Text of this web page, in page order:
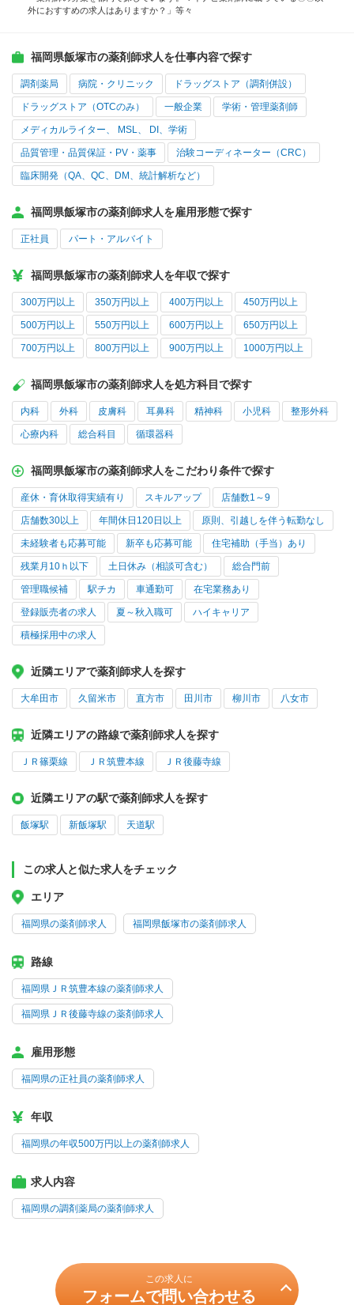
外におすすめの求人はありますか？」等々
福岡県飯塚市の薬剤師求人を仕事内容で探す
調剤薬局 病院・クリニック ドラッグストア（調剤併設）
ドラッグストア（OTCのみ） 一般企業 学術・管理薬剤師
メディカルライター、 MSL、 DI、学術
品質管理・品質保証・PV・薬事 治験コーディネーター（CRC）
臨床開発（QA、QC、DM、統計解析など）
福岡県飯塚市の薬剤師求人を雇用形態で探す
正社員 パート・アルバイト
福岡県飯塚市の薬剤師求人を年収で探す
300万円以上 350万円以上 400万円以上 450万円以上
500万円以上 550万円以上 600万円以上 650万円以上
700万円以上 800万円以上 900万円以上 1000万円以上
福岡県飯塚市の薬剤師求人を処方科目で探す
内科 外科 皮膚科 耳鼻科 精神科 小児科 整形外科
心療内科 総合科目 循環器科
福岡県飯塚市の薬剤師求人をこだわり条件で探す
産休・育休取得実績有り スキルアップ 店舗数1～9
店舗数30以上 年間休日120日以上 原則、引越しを伴う転勤なし
未経験者も応募可能 新卒も応募可能 住宅補助（手当）あり
残業月10ｈ以下 土日休み（相談可含む） 総合門前
管理職候補 駅チカ 車通勤可 在宅業務あり
登録販売者の求人 夏～秋入職可 ハイキャリア
積極採用中の求人
近隣エリアで薬剤師求人を探す
大牟田市 久留米市 直方市 田川市 柳川市 八女市
近隣エリアの路線で薬剤師求人を探す
ＪＲ篠栗線 ＪＲ筑豊本線 ＪＲ後藤寺線
近隣エリアの駅で薬剤師求人を探す
飯塚駅 新飯塚駅 天道駅
この求人と似た求人をチェック
エリア
福岡県の薬剤師求人 福岡県飯塚市の薬剤師求人
路線
福岡県ＪＲ筑豊本線の薬剤師求人
福岡県ＪＲ後藤寺線の薬剤師求人
雇用形態
福岡県の正社員の薬剤師求人
年収
福岡県の年収500万円以上の薬剤師求人
求人内容
福岡県の調剤薬局の薬剤師求人
この求人に
フォームで問い合わせる